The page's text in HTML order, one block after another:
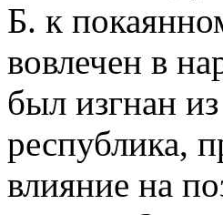
Б. к
вовлечен в
был изгнан
республика,
влияние на